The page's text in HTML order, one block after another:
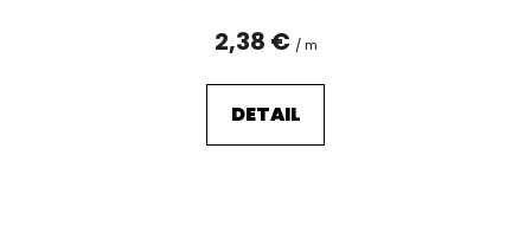
2,38 € / m
DETAIL